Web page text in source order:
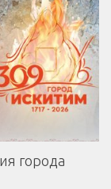
города